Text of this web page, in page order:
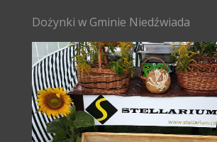
Dożynki w Gminie Niedźwiada